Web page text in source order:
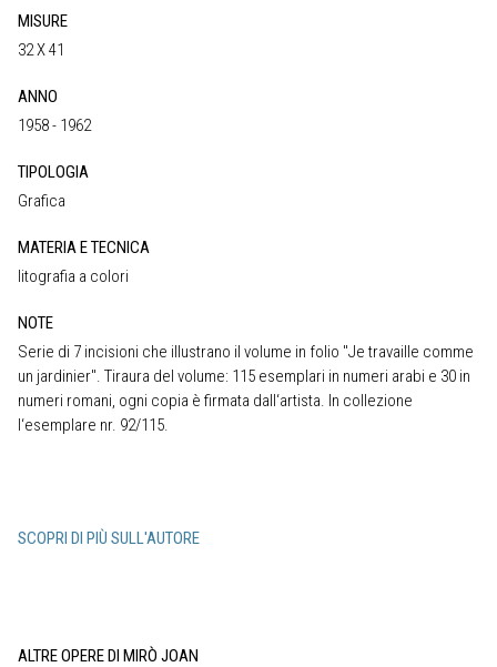
MISURE
32 X 41
ANNO
1958 - 1962
TIPOLOGIA
Grafica
MATERIA E TECNICA
litografia a colori
NOTE
Serie di 7 incisioni che illustrano il volume in folio "Je travaille comme
un jardinier". Tiraura del volume: 115 esemplari in numeri arabi e 30 in
numeri romani, ogni copia è firmata dall‘artista. In collezione
l‘esemplare nr. 92/115.
SCOPRI DI PIÙ SULL'AUTORE
ALTRE OPERE DI MIRÒ JOAN